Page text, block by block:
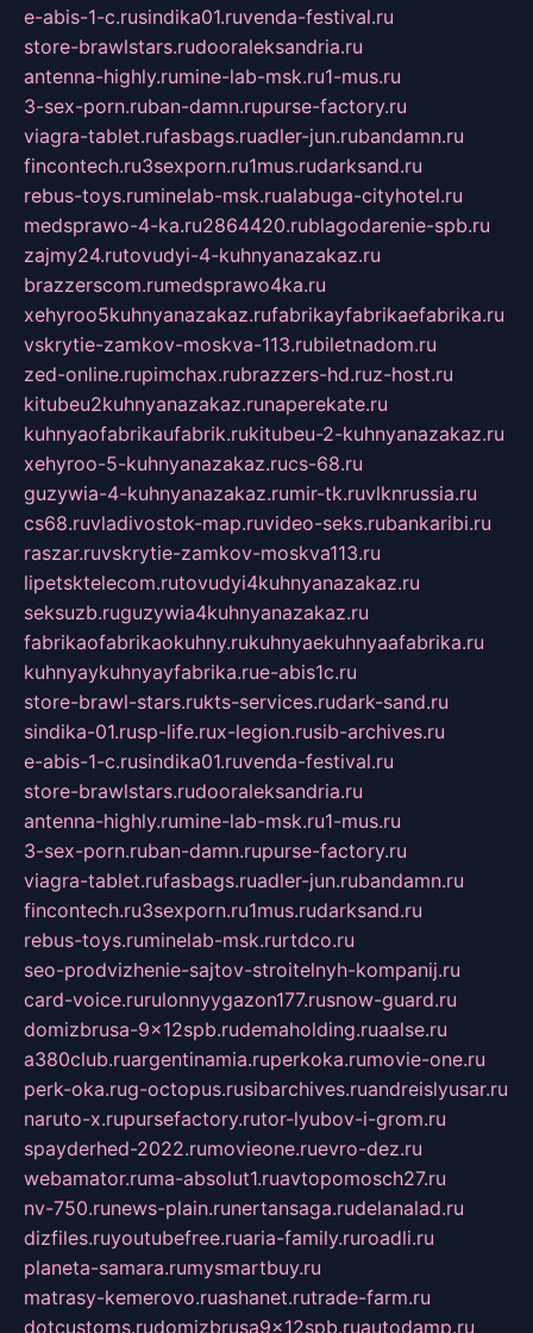
e-abis-1-c.rusindika01.ruvenda-festival.ru
store-brawlstars.rudooraleksandria.ru
antenna-highly.rumine-lab-msk.ru1-mus.ru
3-sex-porn.ruban-damn.rupurse-factory.ru
viagra-tablet.rufasbags.ruadler-jun.rubandamn.ru
fincontech.ru3sexporn.ru1mus.rudarksand.ru
rebus-toys.ruminelab-msk.rualabuga-cityhotel.ru
medsprawo-4-ka.ru2864420.rublagodarenie-spb.ru
zajmy24.rutovudyi-4-kuhnyanazakaz.ru
brazzerscom.rumedsprawo4ka.ru
xehyroo5kuhnyanazakaz.rufabrikayfabrikaefabrika.ru
vskrytie-zamkov-moskva-113.rubiletnadom.ru
zed-online.rupimchax.rubrazzers-hd.ruz-host.ru
kitubeu2kuhnyanazakaz.runaperekate.ru
kuhnyaofabrikaufabrik.rukitubeu-2-kuhnyanazakaz.ru
xehyroo-5-kuhnyanazakaz.rucs-68.ru
guzywia-4-kuhnyanazakaz.rumir-tk.ruvlknrussia.ru
cs68.ruvladivostok-map.ruvideo-seks.rubankaribi.ru
raszar.ruvskrytie-zamkov-moskva113.ru
lipetsktelecom.rutovudyi4kuhnyanazakaz.ru
seksuzb.ruguzywia4kuhnyanazakaz.ru
fabrikaofabrikaokuhny.rukuhnyaekuhnyaafabrika.ru
kuhnyaykuhnyayfabrika.rue-abis1c.ru
store-brawl-stars.rukts-services.rudark-sand.ru
sindika-01.rusp-life.rux-legion.rusib-archives.ru
e-abis-1-c.rusindika01.ruvenda-festival.ru
store-brawlstars.rudooraleksandria.ru
antenna-highly.rumine-lab-msk.ru1-mus.ru
3-sex-porn.ruban-damn.rupurse-factory.ru
viagra-tablet.rufasbags.ruadler-jun.rubandamn.ru
fincontech.ru3sexporn.ru1mus.rudarksand.ru
rebus-toys.ruminelab-msk.rurtdco.ru
seo-prodvizhenie-sajtov-stroitelnyh-kompanij.ru
card-voice.rurulonnyygazon177.rusnow-guard.ru
domizbrusa-9x12spb.rudemaholding.ruaalse.ru
a380club.ruargentinamia.ruperkoka.rumovie-one.ru
perk-oka.rug-octopus.rusibarchives.ruandreislyusar.ru
naruto-x.rupursefactory.rutor-lyubov-i-grom.ru
spayderhed-2022.rumovieone.ruevro-dez.ru
webamator.ruma-absolut1.ruavtopomosch27.ru
nv-750.runews-plain.runertansaga.rudelanalad.ru
dizfiles.ruyoutubefree.ruaria-family.ruroadli.ru
planeta-samara.rumysmartbuy.ru
matrasy-kemerovo.ruashanet.rutrade-farm.ru
dotcustoms.rudomizbrusa9x12spb.ruautodamp.ru